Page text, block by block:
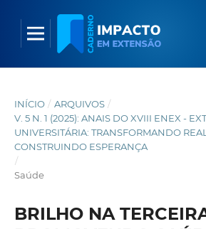
INÍCIO / ARQUIVOS /
V. 5 N. 1 (2025): ANAIS DO XVIII ENEX -
UNIVERSITÁRIA: TRANSFORMANDO
CONSTRUINDO ESPERANÇA
/
Saúde
BRILHO NA